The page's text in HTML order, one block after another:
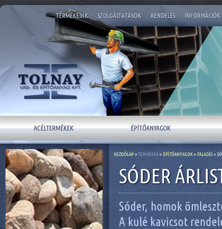
TERMÉKEINK SZOLGÁLTATÁSOK RENDELÉS INFORMÁCIÓK
ACÉLTERMÉKEK ÉPÍTŐANYAGOK
SÓDER
Sóder, homok
A kulé kavicsot
KEZDŐLAP» TERMÉKEK» ÉPÍTŐANYAGOK» FALAZÁS»